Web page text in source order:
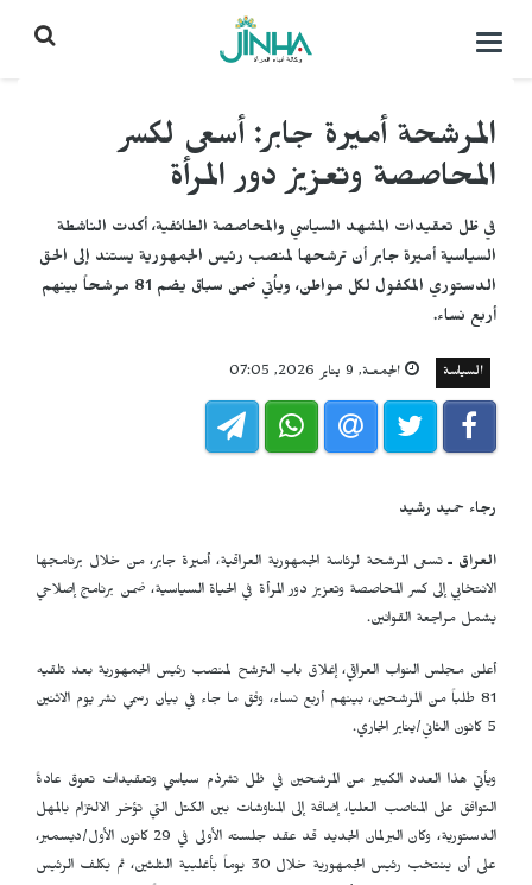
التحكم
المرشحة أميرة جابر: أسعى لكسر
المحاصصة وتعزيز دور المرأة
في ظل تعقيدات المشهد السياسي والمحاصصة الطائفية، أكدت الناشطة
السياسية أميرة جابر أن ترشحها لمنصب رئيس الجمهورية يستند إلى الحق
الدستوري المكفول لكل مواطن، ويأتي ضمن سباق يضم 81 مرشحاً بينهم
أربع نساء.
السياسة الجمعـة, 9 يناير 2026, 07:05
رجاء حميد رشيد
العراق ـ تسعى المرشحة لرئاسة الجمهورية العراقية، أميرة جابر، من خلال برنامجها
الانتخابي إلى كسر المحاصصة وتعزيز دور المرأة في الحياة السياسية، ضمن برنامج إصلاحي
يشمل مراجعة القوانين.
أعلن مجلس النواب العراقي، إغلاق باب الترشح لمنصب رئيس الجمهورية بعد تلقيه
81 طلباً من المرشحين، بينهم أربع نساء، وفق ما جاء في بيان رسمي نشر يوم الاثنين
5 كانون الثاني/يناير الجاري.
ويأتي هذا العدد الكبير من المرشحين في ظل تشرذم سياسي وتعقيدات تعوق عادةً
التوافق على المناصب العليا، إضافة إلى المناوشات بين الكتل التي تؤخر الالتزام بالمهل
الدستورية، وكان البرلمان الجديد قد عقد جلسته الأولى في 29 كانون الأول/ديسمبر،
على أن ينتخب رئيس الجمهورية خلال 30 يوماً بأغلبية الثلثين، ثم يكلف الرئيس